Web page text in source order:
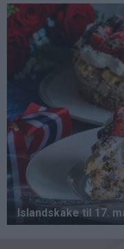
Hopp
hovedinnhold